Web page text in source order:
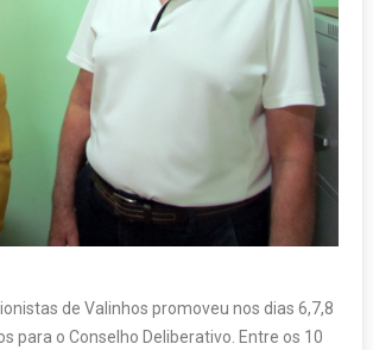
de Valinhos promoveu nos dias 6,7,8
para o Conselho Deliberativo. Entre os 10